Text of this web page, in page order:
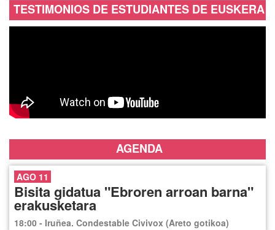
TESTIMONIOS DE ESTUDIANTES DE EUSKERA
AGENDA
AGO 11
Bisita gidatua "Ebroren arroan barna"
erakusketara
18:00 - Iruñea. Condestable Civivox (Areto gotikoa)